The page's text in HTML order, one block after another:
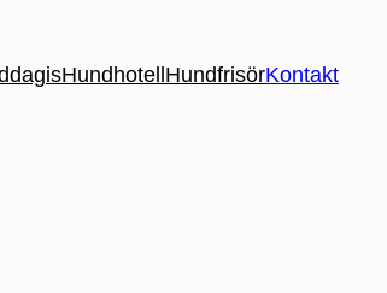
Hundhotell HundfrisörKontakt